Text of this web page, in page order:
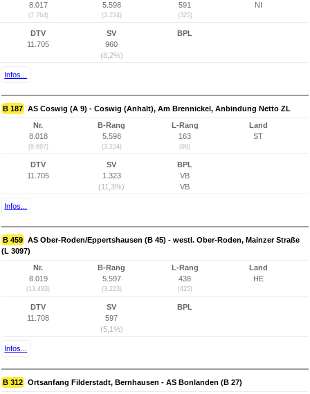
8.017
(7.764)
5.598
(3.224)
591
(325)
NI
DTV
11.705
SV
960
(8,2%)
BPL
Infos...
B 187 AS Coswig (A 9) - Coswig (Anhalt), Am Brennickel, Anbindung Netto ZL
Nr.
8.018
(9.697)
B-Rang
5.598
(3.224)
L-Rang
163
(99)
Land
ST
DTV
11.705
SV
1.323
(11,3%)
BPL
VB
VB
Infos...
B 459 AS Ober-Roden/Eppertshausen (B 45) - westl. Ober-Roden, Mainzer Straße
(L 3097)
Nr.
8.019
(13.483)
B-Rang
5.597
(3.223)
L-Rang
438
(425)
Land
HE
DTV
11.708
SV
597
(5,1%)
BPL
Infos...
B 312 Ortsanfang Filderstadt, Bernhausen - AS Bonlanden (B 27)